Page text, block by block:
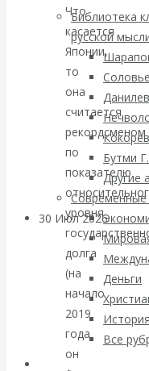
Библиотека
русской
Бутми
Другие
Современные
Деньги
Все
ВАлентин
Катасонов.
Саммит
Турции:
nach Osten
30 Июл 2026Банки
Валентин
Что
касается
Японии,
то
она
считается
рекордсменом
по
показателю
уровня
долга
(на
начало
2019
года
он